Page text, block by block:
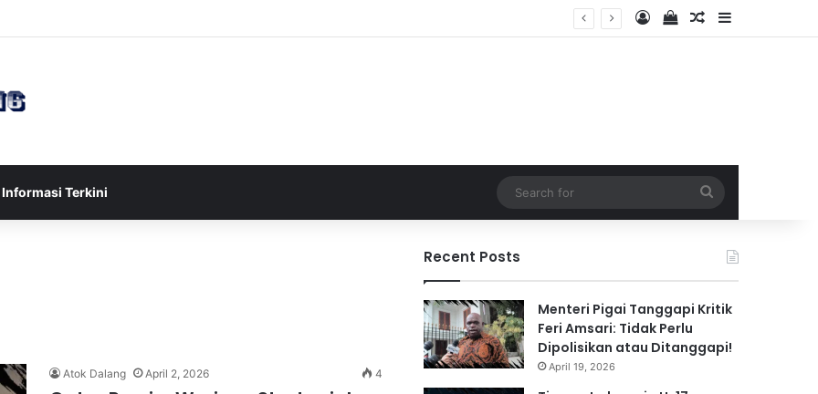
Log InView your
Random Article
Sidebar
Informasi Terkini
for
Atok Dalang April 2, 2026 4
Recent Posts
Menteri Pigai Tanggapi Kritik
Feri Amsari: Tidak Perlu
Dipolisikan atau Ditanggapi!
April 19, 2026